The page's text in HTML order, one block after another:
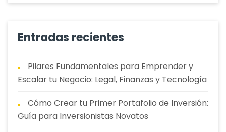
Entradas recientes
Pilares Fundamentales para Emprender y
Escalar tu Negocio: Legal, Finanzas y Tecnología
Cómo Crear tu Primer Portafolio de Inversión:
Guía para Inversionistas Novatos